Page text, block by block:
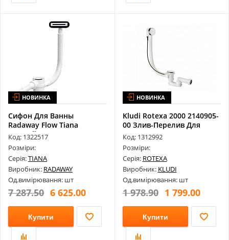
НОВИНКА
Сифон Для Ванны
Radaway Flow Tiana
Чорний ARIN.FLOW....
Код: 1322517
Розміри:
Серія:TIANA
Виробник: RADAWAY
Од.вимірювання: шт
7 287.50 6 625.00
Купити
НОВИНКА
Kludi Rotexa 2000 2140905-
00 Злив-Перелив Для
Ванни ...
Код: 1312992
Розміри:
Серія: ROTEXA
Виробник: KLUDI
Од.вимірювання: шт
1 978.90 1 799.00
Купити